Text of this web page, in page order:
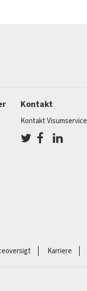
Kontakt
Kontakt Visumservice
Karriere